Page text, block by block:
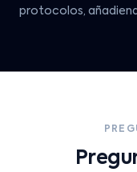
protocolos,